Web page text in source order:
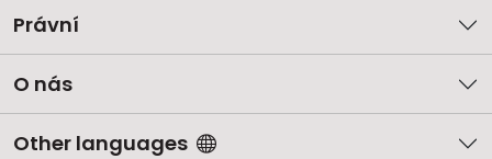
Právní
O nás
Other languages